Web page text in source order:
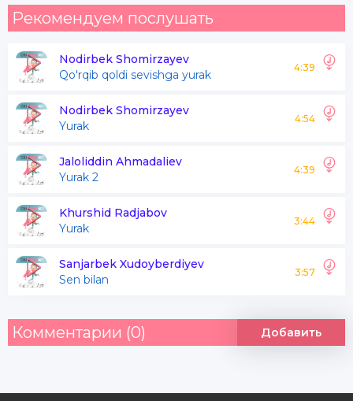
Yurak yana yana yana jim qoldi
Bilmading tunlarim o'tga solding
Alam alam alam
Yana yana dil qoldi
Yurak yana yana yana jim qoldi
Bilmading tunlarim o'tga solding
Alam alam alam
Soxta ko'zlaringdan yongandim
Sog'inch og'ir ekan toldim
O'zim o'zim o'zimga qaytay
Рекомендуем послушать
Nodirbek Shomirzayev
Qo'rqib qoldi sevishga yurak
4:39
Nodirbek Shomirzayev
Yurak
4:54
Jaloliddin Ahmadaliev
Yurak 2
4:39
Khurshid Radjabov
Yurak
3:44
Sanjarbek Xudoyberdiyev
Sen bilan
3:57
Комментарии (0) Добавить